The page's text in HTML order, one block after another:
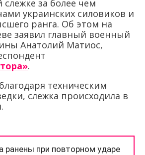
слежке за более чем
украинских силовиков и
ранга. Об этом на
заявил главный военный
Анатолий Матиос,
.
техническим
слежка происходила в